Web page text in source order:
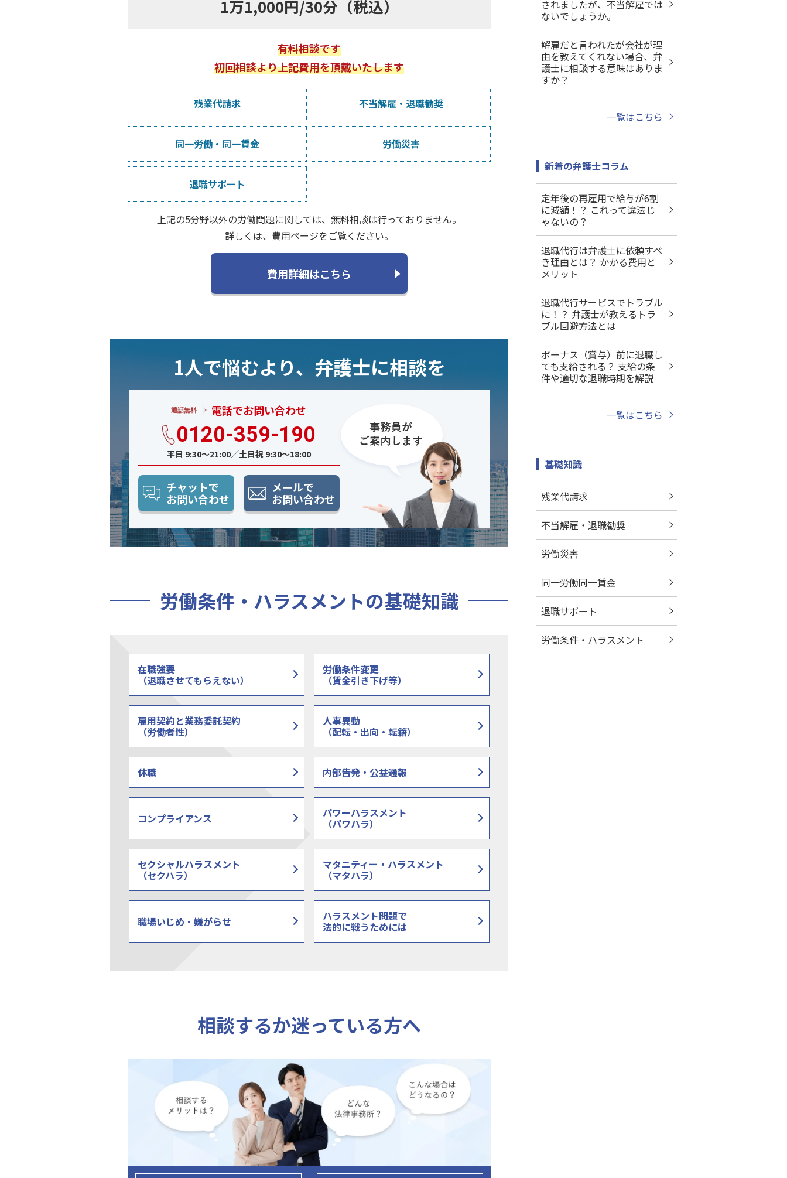
1万1,000円/30分（税込）
有料相談です
初回相談より上記費用を頂戴いたします
残業代請求 不当解雇・ 退職勧奨
同一労働・ 同一賃金 労働災害
退職サポート
上記の5分野以外の労働問題に関しては、無料相談は行っておりません。
詳しくは、費用ページをご覧ください。
費用詳細はこちら
1人で悩むより、弁護士に相談を
電話でお問い合わせ
0120-359-190
平日 9:30〜21:00／土日祝 9:30〜18:00
チャットで
お問い合わせ
メールで
お問い合わせ
労働条件・ハラスメントの基礎知識
在職強要
（退職させてもらえない）
労働条件変更
（賃金引き下げ等）
雇用契約と業務委託契約
（労働者性）
人事異動
（配転・出向・転籍）
休職 内部告発・公益通報
コンプライアンス パワーハラスメント
（パワハラ）
セクシャルハラスメント
（セクハラ）
マタニティー・ハラスメント
（マタハラ）
職場いじめ・嫌がらせ ハラスメント問題で
法的に戦うためには
相談するか迷っている方へ
されましたが、不当解雇では
ないでしょうか。
解雇だと言われたが会社が理
由を教えてくれない場合、弁
護士に相談する意味はありま
すか？
一覧はこちら
新着の弁護士コラム
定年後の再雇用で給与が6割
に減額！？ これって違法じ
ゃないの？
退職代行は弁護士に依頼すべ
き理由とは？ かかる費用と
メリット
退職代行サービスでトラブル
に！？ 弁護士が教えるトラ
ブル回避方法とは
ボーナス（賞与）前に退職し
ても支給される？ 支給の条
件や適切な退職時期を解説
一覧はこちら
基礎知識
残業代請求
不当解雇・退職勧奨
労働災害
同一労働同一賃金
退職サポート
労働条件・ハラスメント